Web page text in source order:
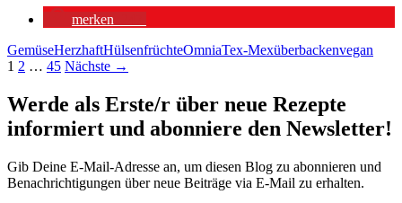
aus
dem
[RoadBaker,
OMNIA
&
merken
GemüseHerzhaftHülsenfrüchteOmniaTex-Mexüberbackenvegan
Beitragsnavigation
1 2 … 45 Nächste →
Werde als Erste/r über neue Rezepte
informiert und abonniere den Newsletter!
Gib Deine E-Mail-Adresse an, um diesen Blog zu abonnieren und
Benachrichtigungen über neue Beiträge via E-Mail zu erhalten.